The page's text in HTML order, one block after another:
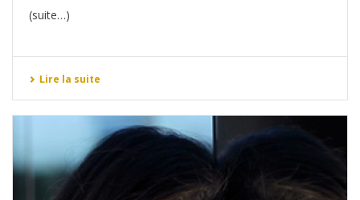
(suite…)
Lire la suite